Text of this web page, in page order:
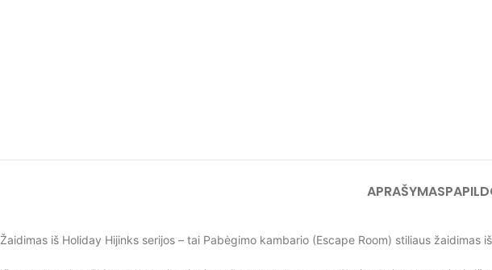
APRAŠYMAS
Žaidimas iš Holiday Hijinks serijos – tai Pabėgimo kambario (Escape Room) stiliaus žaidimas